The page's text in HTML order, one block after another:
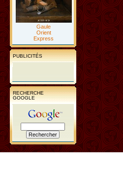
Gaule
Orient
Express
PUBLICITÉS
RECHERCHE
GOOGLE